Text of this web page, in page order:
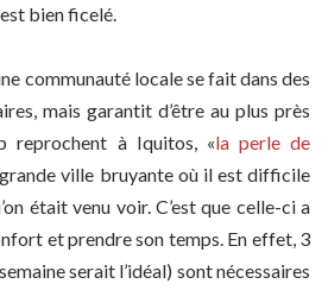
bien ficelé.
communauté locale se fait dans des
mais garantit d’être au plus près
reprochent à Iquitos, «la perle de
grande ville bruyante où il est difficile
était venu voir. C’est que celle-ci a
et prendre son temps. En effet, 3
serait l’idéal) sont nécessaires